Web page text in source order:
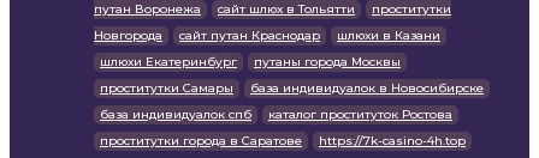
путан Воронежа
сайт шлюх в Тольятти
проститутки
Новгорода
сайт путан Краснодар
шлюхи в Казани
шлюхи Екатеринбург
путаны города Москвы
проститутки Самары
база индивидуалок в Новосибирске
база индивидуалок спб
каталог проституток Ростова
проститутки города в Саратове
https://7k-casino-4h.top